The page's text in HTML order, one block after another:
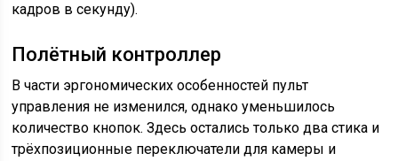
кадров в секунду).
Полётный контроллер
В части эргономических особенностей пульт
управления не изменился, однако уменьшилось
количество кнопок. Здесь остались только два стика и
трёхпозиционные переключатели для камеры и